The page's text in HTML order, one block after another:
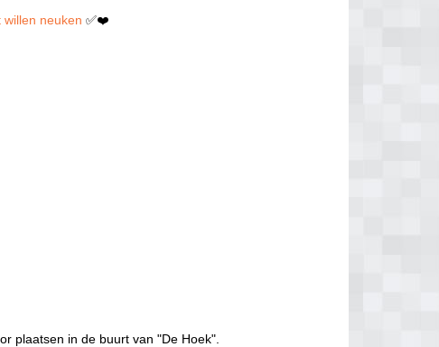
willen neuken✅❤️
plaatsen in de buurt van "De Hoek".